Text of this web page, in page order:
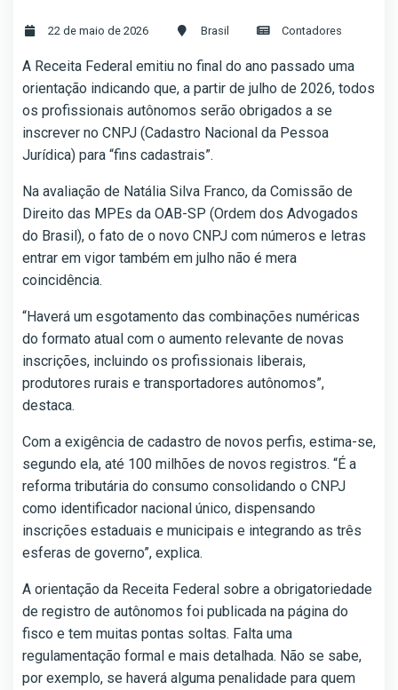
22 de maio de 2026 Brasil Contadores
A Receita Federal emitiu no final do ano passado uma
orientação indicando que, a partir de julho de 2026, todos
os profissionais autônomos serão obrigados a se
inscrever no CNPJ (Cadastro Nacional da Pessoa
Jurídica) para “fins cadastrais”.
Na avaliação de Natália Silva Franco, da Comissão de
Direito das MPEs da OAB-SP (Ordem dos Advogados
do Brasil), o fato de o novo CNPJ com números e letras
entrar em vigor também em julho não é mera
coincidência.
“Haverá um esgotamento das combinações numéricas
do formato atual com o aumento relevante de novas
inscrições, incluindo os profissionais liberais,
produtores rurais e transportadores autônomos”,
destaca.
Com a exigência de cadastro de novos perfis, estima-se,
segundo ela, até 100 milhões de novos registros. “É a
reforma tributária do consumo consolidando o CNPJ
como identificador nacional único, dispensando
inscrições estaduais e municipais e integrando as três
esferas de governo”, explica.
A orientação da Receita Federal sobre a obrigatoriedade
de registro de autônomos foi publicada na página do
fisco e tem muitas pontas soltas. Falta uma
regulamentação formal e mais detalhada. Não se sabe,
por exemplo, se haverá alguma penalidade para quem